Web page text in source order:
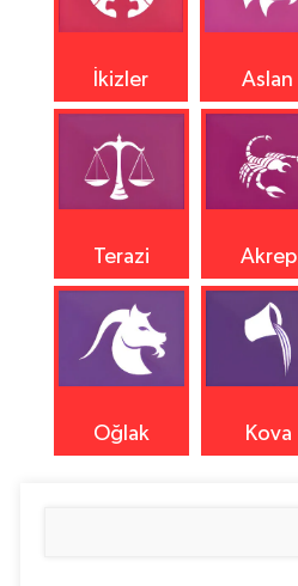
İkizler Aslan
Terazi Akrep
Oğlak Kova